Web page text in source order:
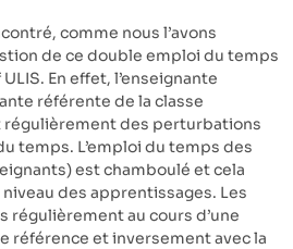
comme nous l’avons
de ce double emploi du temps
En effet, l’enseignante
référente de la classe
régulièrement des perturbations
temps. L’emploi du temps des
est chamboulé et cela
des apprentissages. Les
régulièrement au cours d’une
référence et inversement avec la